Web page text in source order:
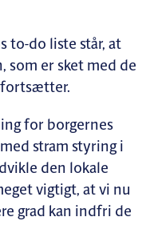
to-do liste står, at
er sket med de
fortsætter.
for borgernes
stram styring i
den lokale
vigtigt, at vi nu
grad kan indfri de